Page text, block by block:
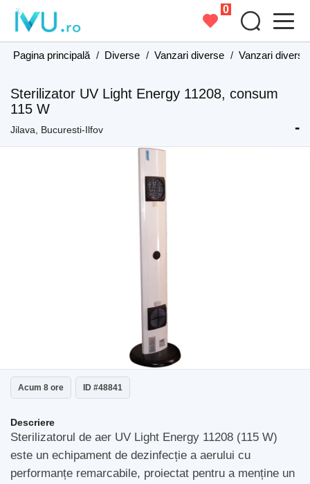
0
Pagina principală / Diverse / Vanzari diverse / Vanzari
Sterilizator UV Light Energy 11208, consum
115 W
Jilava, Bucuresti-Ilfov -
Acum 8 ore ID #48841
Descriere
Sterilizatorul de aer UV Light Energy 11208 (115 W)
este un echipament de dezinfecție a aerului cu
performanțe remarcabile, proiectat pentru a menține un